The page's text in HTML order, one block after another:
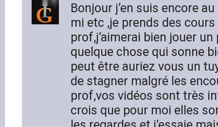
Bonjour j’en suis encore
mi etc ,je prends des
prof,j’aimerai bien jouer
quelque chose qui sonne
peut être auriez vous un
de stagner malgré les
prof,vos vidéos sont très
crois que pour moi elles